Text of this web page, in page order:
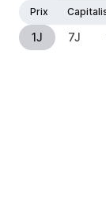
Prix
1J 7J